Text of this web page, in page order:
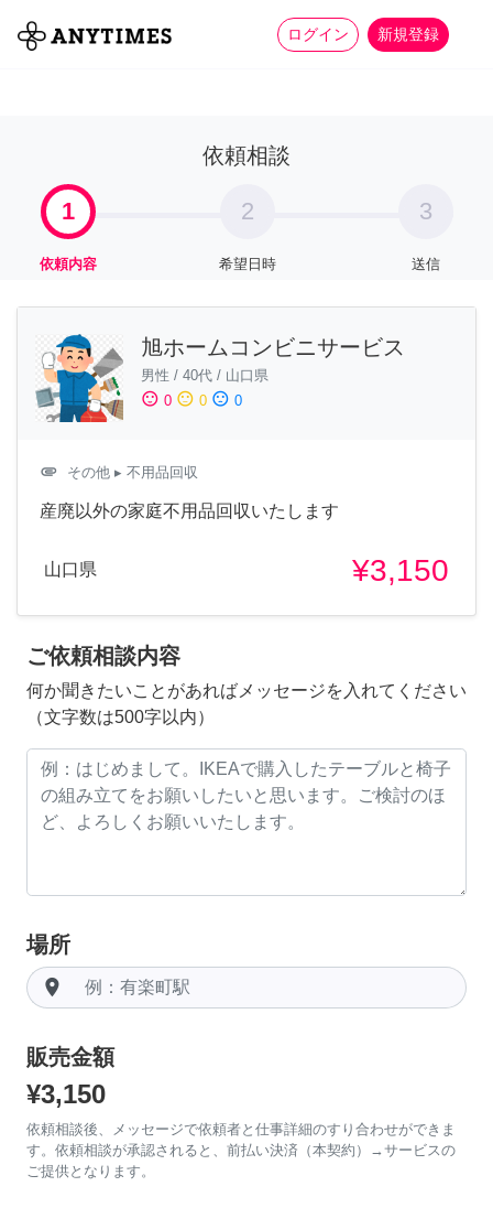
ログイン 新規登録
全て 家事 more_horiz
依頼相談
1
依頼内容
2
希望日時
3
送信
旭ホームコンビニサービス
男性 / 40代 / 山口県
sentiment_satisfied 0 sentiment_neutral 0 sentiment_dissatisfied 0
attachment その他 ▸ 不用品回収
産廃以外の家庭不用品回収いたします
山口県 ¥3,150
ご依頼相談内容
何か聞きたいことがあればメッセージを入れてください
（文字数は500字以内）
場所
room
販売金額
¥3,150
依頼相談後、メッセージで依頼者と仕事詳細のすり合わせができま
す。依頼相談が承認されると、前払い決済（本契約）→サービスの
ご提供となります。